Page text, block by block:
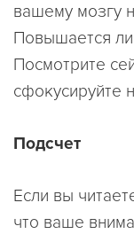
вашему мозгу
Повышается
Посмотрите
сфокусируйте
Подсчет
Если вы
что ваше